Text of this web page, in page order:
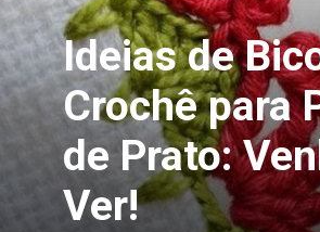
Ideias de
Crochê para
de Prato:
Ver!